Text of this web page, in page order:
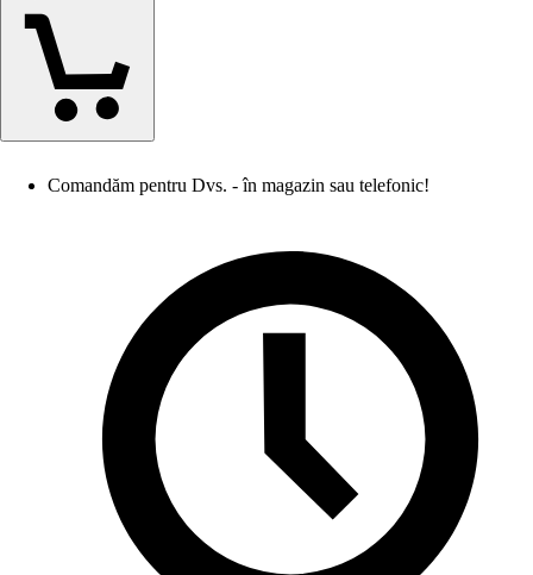
Comandăm pentru Dvs. - în magazin sau telefonic!